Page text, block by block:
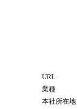
URL
業種
本社所在地